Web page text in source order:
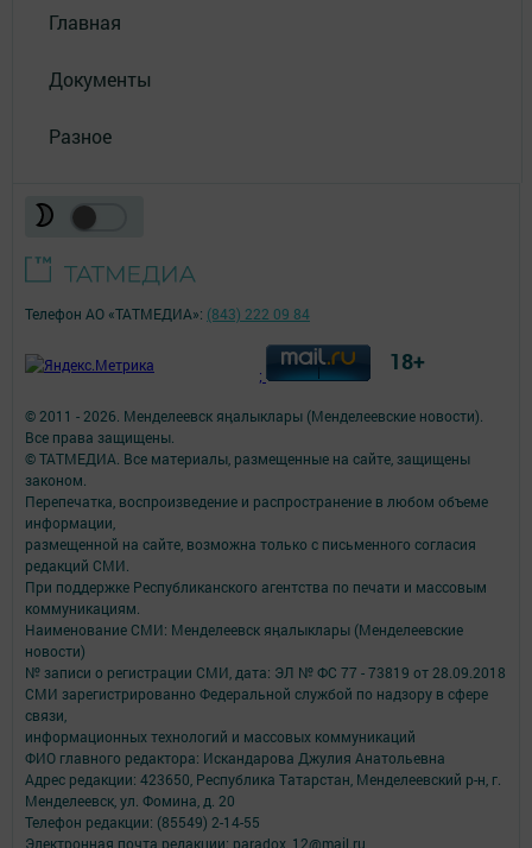
Главная
Документы
Разное
© 2011 - 2026. Менделеевск яӊалыклары (Менделеевские новости).
Все права защищены.
© ТАТМЕДИА. Все материалы, размещенные на сайте, защищены
законом.
Перепечатка, воспроизведение и распространение в любом объеме
информации,
размещенной на сайте, возможна только с письменного согласия
редакций СМИ.
При поддержке Республиканского агентства по печати и массовым
коммуникациям.
Наименование СМИ: Менделеевск яӊалыклары (Менделеевские
новости)
№ записи о регистрации СМИ, дата: ЭЛ № ФС 77 - 73819 от 28.09.2018
СМИ зарегистрированно Федеральной службой по надзору в сфере
связи,
информационных технологий и массовых коммуникаций
ФИО главного редактора: Искандарова Джулия Анатольевна
Адрес редакции: 423650, Республика Татарстан, Менделеевский р-н, г.
Менделеевск, ул. Фомина, д. 20
Телефон редакции: (85549) 2-14-55
Электронная почта редакции: paradox_12@mail.ru
Телефон АО «ТАТМЕДИА»: (843) 222 09 84
; 18+